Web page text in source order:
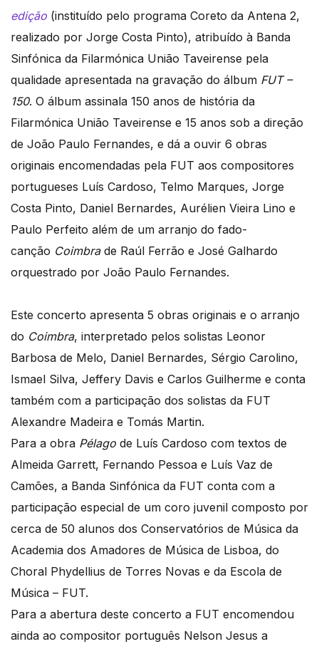
edição (instituído pelo programa Coreto da Antena 2,
realizado por Jorge Costa Pinto), atribuído à Banda
Sinfónica da Filarmónica União Taveirense pela
qualidade apresentada na gravação do álbum FUT –
150. O álbum assinala 150 anos de história da
Filarmónica União Taveirense e 15 anos sob a direção
de João Paulo Fernandes, e dá a ouvir 6 obras
originais encomendadas pela FUT aos compositores
portugueses Luís Cardoso, Telmo Marques, Jorge
Costa Pinto, Daniel Bernardes, Aurélien Vieira Lino e
Paulo Perfeito além de um arranjo do fado-
canção Coimbra de Raúl Ferrão e José Galhardo
orquestrado por João Paulo Fernandes.
Este concerto apresenta 5 obras originais e o arranjo
do Coimbra, interpretado pelos solistas Leonor
Barbosa de Melo, Daniel Bernardes, Sérgio Carolino,
Ismael Silva, Jeffery Davis e Carlos Guilherme e conta
também com a participação dos solistas da FUT
Alexandre Madeira e Tomás Martin.
Para a obra Pélago de Luís Cardoso com textos de
Almeida Garrett, Fernando Pessoa e Luís Vaz de
Camões, a Banda Sinfónica da FUT conta com a
participação especial de um coro juvenil composto por
cerca de 50 alunos dos Conservatórios de Música da
Academia dos Amadores de Música de Lisboa, do
Choral Phydellius de Torres Novas e da Escola de
Música – FUT.
Para a abertura deste concerto a FUT encomendou
ainda ao compositor português Nelson Jesus a